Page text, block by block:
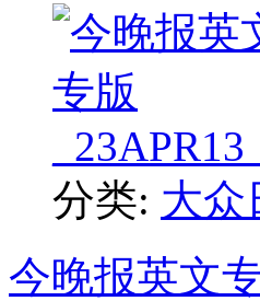
分类: 大众
今晚报英文